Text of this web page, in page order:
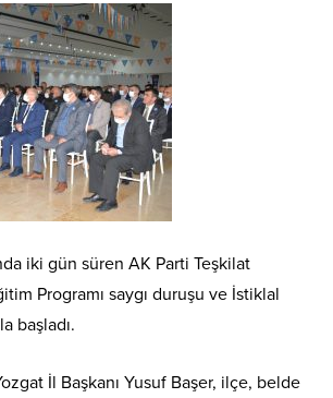
iki gün süren AK Parti Teşkilat
Programı saygı duruşu ve İstiklal
başladı.
İl Başkanı Yusuf Başer, ilçe, belde